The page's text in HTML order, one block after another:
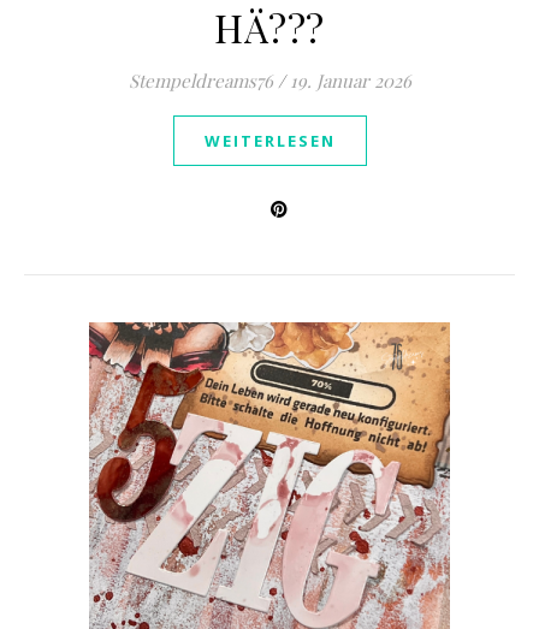
HÄ???
Stempeldreams76 / 19. Januar 2026
WEITERLESEN